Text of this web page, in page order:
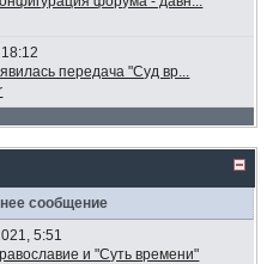
передача "Суд вр...
сообщение
5:51
и "Суть времени"